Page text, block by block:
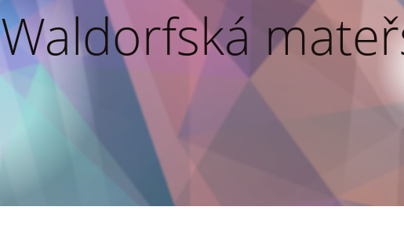
Waldorfská